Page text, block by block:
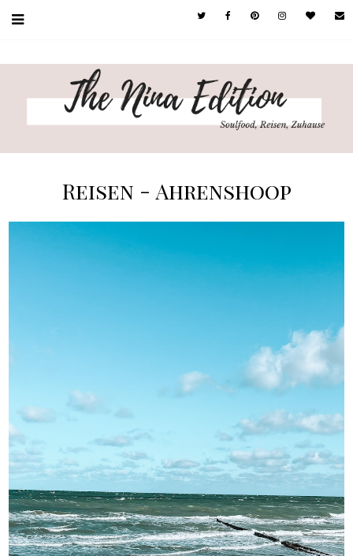
Reisen - Ahrenshoop